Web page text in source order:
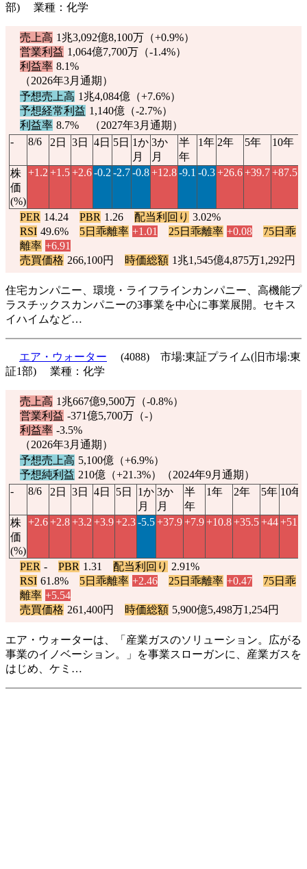
部) 業種：化学
売上高 1兆3,092億8,100万（+0.9%）
営業利益 1,064億7,700万（-1.4%）
利益率 8.1%
（2026年3月通期）
予想売上高 1兆4,084億（+7.6%）
予想経常利益 1,140億（-2.7%）
利益率 8.7% （2027年3月通期）
-
8/6 2日 3日 4日 5日 1か
月
3か
月
半
年
1年 2年 5年 10年
株
価
(%)
+1.2 +1.5+2.6-0.2 -2.7-0.8+12.8-9.1 -0.3+26.6+39.7+87.5
PER 14.24 PBR 1.26 配当利回り 3.02%
RSI 49.6% 5日乖離率 +1.01 25日乖離率 +0.08
75日乖
離率 +6.91
売買価格 266,100円 時価総額 1兆1,545億4,875万1,292円
住宅カンパニー、環境・ライフラインカンパニー、高機能プ
ラスチックスカンパニーの3事業を中心に事業展開。セキス
イハイムなど…
エア・ウォーター
(4088) 市場:東証プライム(旧市場:東
証1部) 業種：化学
売上高 1兆667億9,500万（-0.8%）
営業利益 -371億5,700万（-）
利益率 -3.5%
（2026年3月通期）
予想売上高 5,100億（+6.9%）
予想純利益 210億（+21.3%）（2024年9月通期）
-
8/6 2日 3日 4日 5日
1か
月
3か
月
半
年
1年 2年 5年 10年
株
価
(%)
+2.6+2.8+3.2 +3.9+2.3-5.5+37.9+7.9+10.8+35.5+44+51.7
PER - PBR 1.31 配当利回り 2.91%
RSI 61.8% 5日乖離率 +2.46 25日乖離率 +0.47
75日乖
離率 +5.54
売買価格 261,400円 時価総額 5,900億5,498万1,254円
エア・ウォーターは、「産業ガスのソリューション。広がる
事業のイノベーション。」を事業スローガンに、産業ガスを
はじめ、ケミ…